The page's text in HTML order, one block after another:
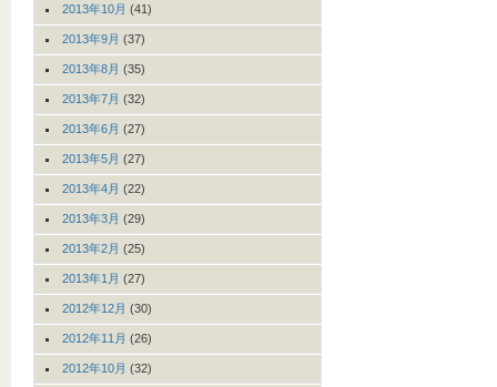
2013年10月 (41)
2013年9月 (37)
2013年8月 (35)
2013年7月 (32)
2013年6月 (27)
2013年5月 (27)
2013年4月 (22)
2013年3月 (29)
2013年2月 (25)
2013年1月 (27)
2012年12月 (30)
2012年11月 (26)
2012年10月 (32)